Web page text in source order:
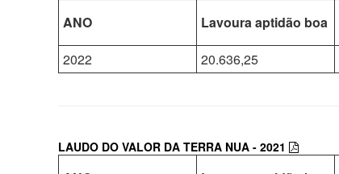
ANO Lavoura aptidão boa
2022
20.636,25
LAUDO DO VALOR DA TERRA NUA - 2021